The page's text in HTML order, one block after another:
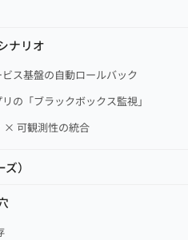
ナリオ
ス基盤の自動ロールバック
の「ブラックボックス監視」
× 可観測性の統合
）